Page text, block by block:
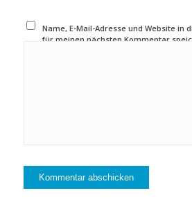
Name, E-Mail-Adresse und Website in
für meinen nächsten Kommentar